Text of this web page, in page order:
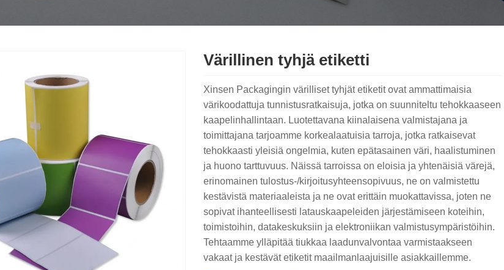
Värillinen tyhjä etiketti
Xinsen Packagingin värilliset tyhjät etiketit ovat ammattimaisia ​​
värikoodattuja tunnistusratkaisuja, jotka on suunniteltu tehokkaaseen
kaapelinhallintaan. Luotettavana kiinalaisena valmistajana ja
toimittajana tarjoamme korkealaatuisia tarroja, jotka ratkaisevat
tehokkaasti yleisiä ongelmia, kuten epätasainen väri, haalistuminen
ja huono tarttuvuus. Näissä tarroissa on eloisia ja yhtenäisiä värejä,
erinomainen tulostus-/kirjoitusyhteensopivuus, ne on valmistettu
kestävistä materiaaleista ja ne ovat erittäin muokattavissa, joten ne
sopivat ihanteellisesti latauskaapeleiden järjestämiseen koteihin,
toimistoihin, datakeskuksiin ja elektroniikan valmistusympäristöihin.
Tehtaamme ylläpitää tiukkaa laadunvalvontaa varmistaakseen
vakaat ja kestävät etiketit maailmanlaajuisille asiakkaillemme.